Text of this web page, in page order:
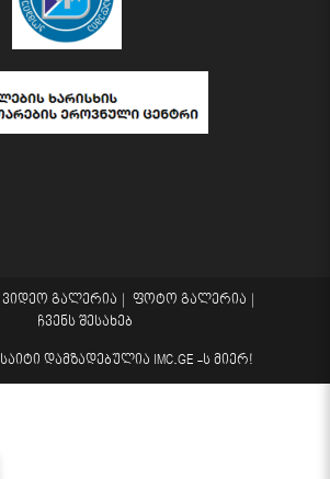
ვიდეო გალერია
ფოტო გალერია
ჩვენს შესახებ
საიტი დამზადებულია IMC.GE -ს მიერ!